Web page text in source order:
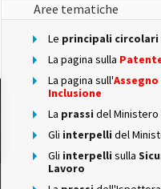
Aree tematiche
Le principali circolari
La pagina sulla
La pagina sull'
Inclusione
La prassi del Ministero
Gli interpelli del
Gli interpelli sulla
Lavoro